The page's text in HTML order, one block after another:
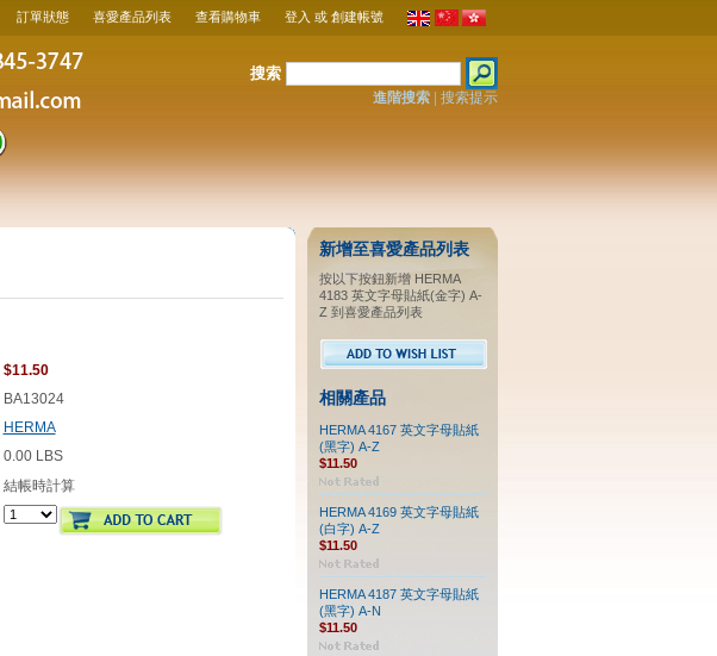
訂單狀態 喜愛產品列表 查看購物車 登入 或 創建帳號
搜索
進階搜索| 搜索提示
$11.50
BA13024
HERMA
0.00 LBS
結帳時計算
新增至喜愛產品列表
按以下按鈕新增 HERMA
4183 英文字母貼紙(金字) A-
Z 到喜愛產品列表
相關產品
HERMA 4167 英文字母貼紙
(黑字) A-Z
$11.50
HERMA 4169 英文字母貼紙
(白字) A-Z
$11.50
HERMA 4187 英文字母貼紙
(黑字) A-N
$11.50